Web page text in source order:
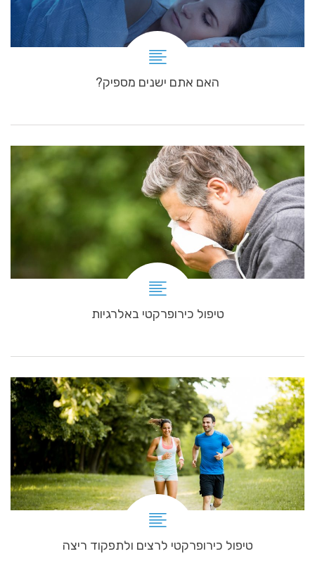
האם אתם ישנים מספיק?
טיפול כירופרקטי באלרגיות
טיפול כירופרקטי לרצים ולתפקוד ריצה